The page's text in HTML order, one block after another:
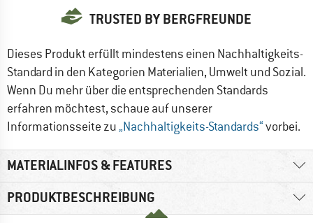
TRUSTED BY BERGFREUNDE
Dieses Produkt erfüllt mindestens einen Nachhaltigkeits-
Standard in den Kategorien Materialien, Umwelt und Sozial.
Wenn Du mehr über die entsprechenden Standards
erfahren möchtest, schaue auf unserer
Informationsseite zu„Nachhaltigkeits-Standards“vorbei.
MATERIALINFOS & FEATURES
PRODUKTBESCHREIBUNG